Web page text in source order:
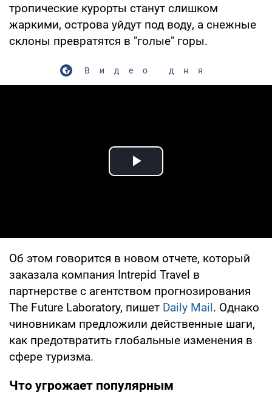
тропические курорты станут слишком
жаркими, острова уйдут под воду, а снежные
склоны превратятся в "голые" горы.
Видео дня
Play Video
Об этом говорится в новом отчете, который
заказала компания Intrepid Travel в
партнерстве с агентством прогнозирования
The Future Laboratory, пишет Daily Mail. Однако
чиновникам предложили действенные шаги,
как предотвратить глобальные изменения в
сфере туризма.
Что угрожает популярным